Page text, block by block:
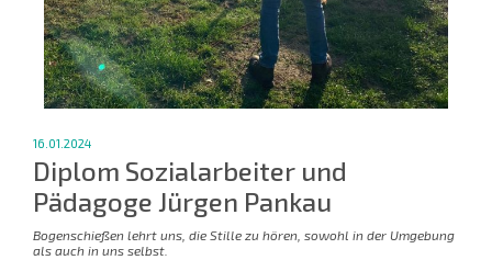
16.01.2024
Diplom Sozialarbeiter und
Pädagoge Jürgen Pankau
Bogenschießen lehrt uns, die Stille zu hören, sowohl in der Umgebung
als auch in uns selbst.